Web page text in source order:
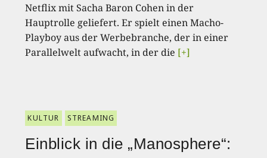
Netflix mit Sacha Baron Cohen in der
Hauptrolle geliefert. Er spielt einen Macho-
Playboy aus der Werbebranche, der in einer
Parallelwelt aufwacht, in der die [+]
KULTUR STREAMING
Einblick in die „Manosphere“: